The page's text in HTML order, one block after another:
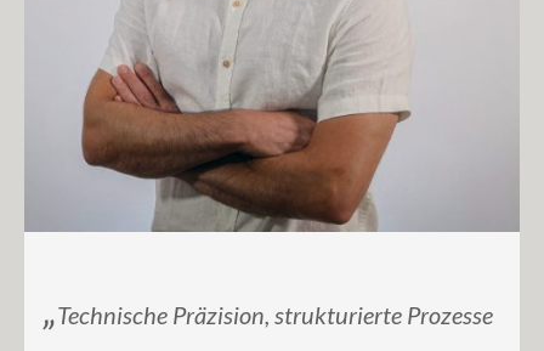
„Technische Präzision, strukturierte Prozesse